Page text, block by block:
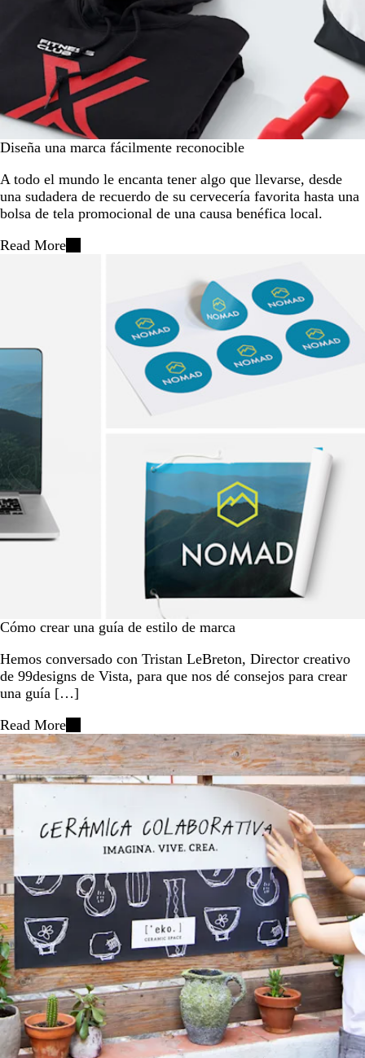
Diseña una marca fácilmente reconocible
A todo el mundo le encanta tener algo que llevarse, desde
una sudadera de recuerdo de su cervecería favorita hasta una
bolsa de tela promocional de una causa benéfica local.
Read More
Cómo crear una guía de estilo de marca
Hemos conversado con Tristan LeBreton, Director creativo
de 99designs de Vista, para que nos dé consejos para crear
una guía […]
Read More